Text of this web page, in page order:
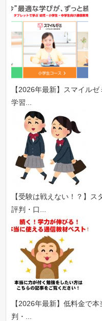
【2026年最新】スマイル
学習...
【受験は戦えない！？】
評判・口...
【2026年最新】低料金で
判・...